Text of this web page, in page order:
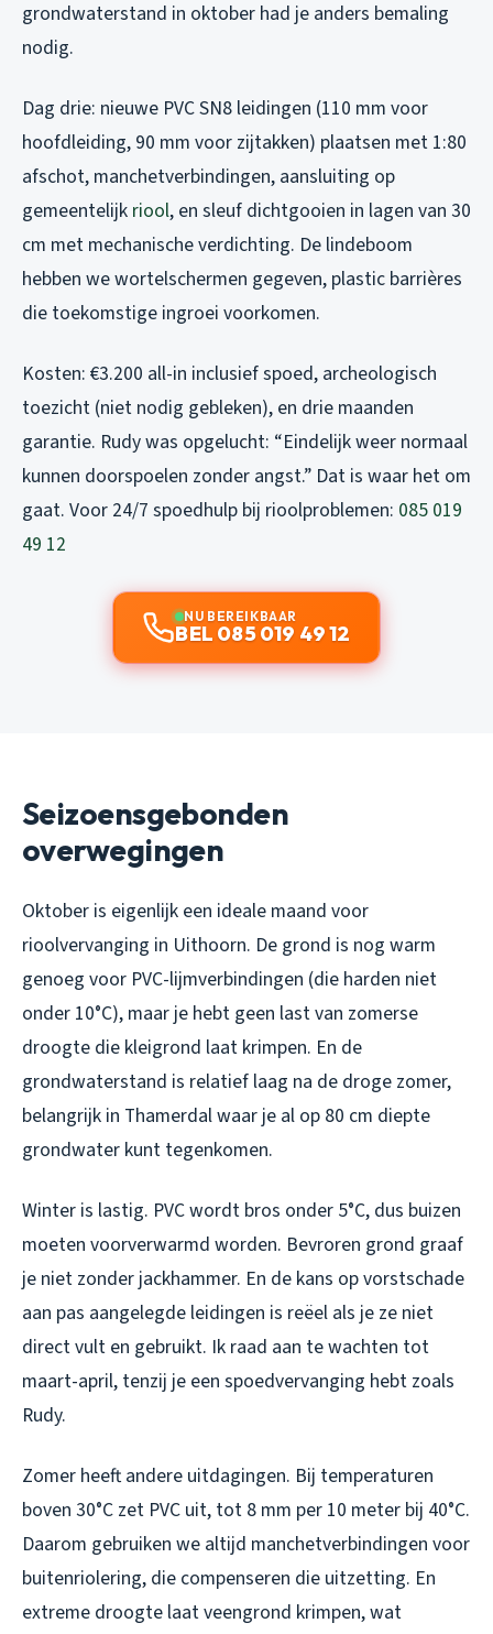
grondwaterstand in oktober had je anders bemaling
nodig.
Dag drie: nieuwe PVC SN8 leidingen (110 mm voor
hoofdleiding, 90 mm voor zijtakken) plaatsen met 1:80
afschot, manchetverbindingen, aansluiting op
gemeentelijk riool, en sleuf dichtgooien in lagen van 30
cm met mechanische verdichting. De lindeboom
hebben we wortelschermen gegeven, plastic barrières
die toekomstige ingroei voorkomen.
Kosten: €3.200 all-in inclusief spoed, archeologisch
toezicht (niet nodig gebleken), en drie maanden
garantie. Rudy was opgelucht: “Eindelijk weer normaal
kunnen doorspoelen zonder angst.” Dat is waar het om
gaat. Voor 24/7 spoedhulp bij rioolproblemen: 085 019
49 12
NU BEREIKBAAR
BEL 085 019 49 12
Seizoensgebonden
overwegingen
Oktober is eigenlijk een ideale maand voor
rioolvervanging in Uithoorn. De grond is nog warm
genoeg voor PVC-lijmverbindingen (die harden niet
onder 10°C), maar je hebt geen last van zomerse
droogte die kleigrond laat krimpen. En de
grondwaterstand is relatief laag na de droge zomer,
belangrijk in Thamerdal waar je al op 80 cm diepte
grondwater kunt tegenkomen.
Winter is lastig. PVC wordt bros onder 5°C, dus buizen
moeten voorverwarmd worden. Bevroren grond graaf
je niet zonder jackhammer. En de kans op vorstschade
aan pas aangelegde leidingen is reëel als je ze niet
direct vult en gebruikt. Ik raad aan te wachten tot
maart-april, tenzij je een spoedvervanging hebt zoals
Rudy.
Zomer heeft andere uitdagingen. Bij temperaturen
boven 30°C zet PVC uit, tot 8 mm per 10 meter bij 40°C.
Daarom gebruiken we altijd manchetverbindingen voor
buitenriolering, die compenseren die uitzetting. En
extreme droogte laat veengrond krimpen, wat